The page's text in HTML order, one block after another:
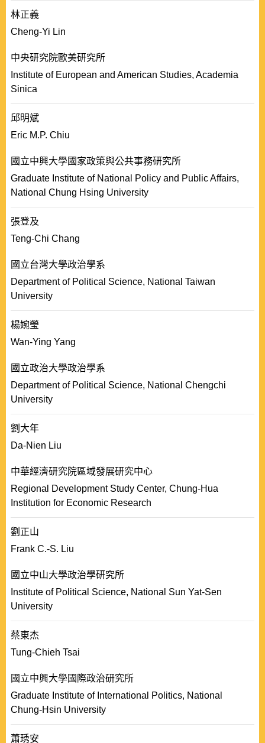
林正義
Cheng-Yi Lin
中央研究院歐美研究所
Institute of European and American Studies, Academia
Sinica
邱明斌
Eric M.P. Chiu
國立中興大學國家政策與公共事務研究所
Graduate Institute of National Policy and Public Affairs,
National Chung Hsing University
張登及
Teng-Chi Chang
國立台灣大學政治學系
Department of Political Science, National Taiwan
University
楊婉瑩
Wan-Ying Yang
國立政治大學政治學系
Department of Political Science, National Chengchi
University
劉大年
Da-Nien Liu
中華經濟研究院區域發展研究中心
Regional Development Study Center, Chung-Hua
Institution for Economic Research
劉正山
Frank C.-S. Liu
國立中山大學政治學研究所
Institute of Political Science, National Sun Yat-Sen
University
蔡東杰
Tung-Chieh Tsai
國立中興大學國際政治研究所
Graduate Institute of International Politics, National
Chung-Hsin University
蕭琇安